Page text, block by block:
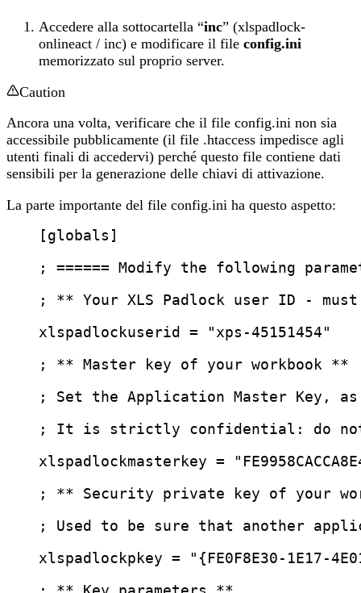
Accedere alla sottocartella “inc” (xlspadlock-
onlineact / inc) e modificare il file config.ini
memorizzato sul proprio server.
Caution
Ancora una volta, verificare che il file config.ini non sia
accessibile pubblicamente (il file .htaccess impedisce agli
utenti finali di accedervi) perché questo file contiene dati
sensibili per la generazione delle chiavi di attivazione.
La parte importante del file config.ini ha questo aspetto:
[globals]
; ====== Modify the following
; ** Your XLS Padlock user ID -
xlspadlockuserid
= " xps-45151454 "
; ** Master key of your workbook **
; Set the Application Master Key,
; It is strictly confidential: do not
xlspadlockmasterkey = "
; ** Security private key of your
; Used to be sure that another
xlspadlockpkey = " {FE0F8E30-1E17-